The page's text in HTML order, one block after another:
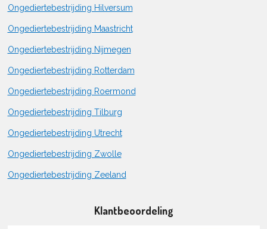
Ongediertebestrijding Hilversum
Ongediertebestrijding Maastricht
Ongediertebestrijding Nijmegen
Ongediertebestrijding Rotterdam
Ongediertebestrijding Roermond
Ongediertebestrijding Tilburg
Ongediertebestrijding Utrecht
Ongediertebestrijding Zwolle
Ongediertebestrijding Zeeland
Klantbeoordeling